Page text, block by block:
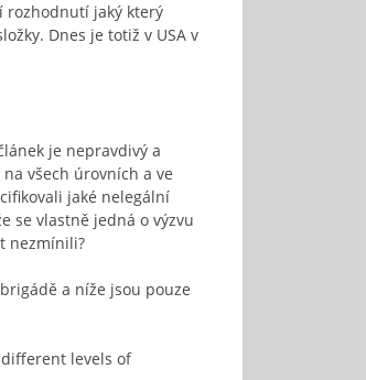
rozhodnutí jaký který
Dnes je totiž v USA v
je nepravdivý a
všech úrovních a ve
jaké nelegální
se vlastně jedná o výzvu
nezmínili?
a níže jsou pouze
different levels of